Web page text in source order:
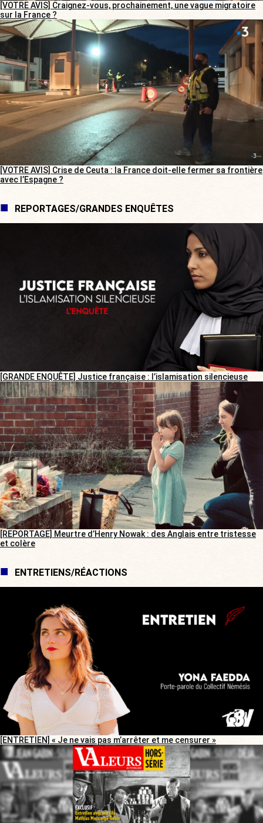
[VOTRE AVIS] Craignez-vous, prochainement, une vague migratoire
sur la France ?
[VOTRE AVIS] Crise de Ceuta : la France doit-elle fermer sa frontière
avec l’Espagne ?
REPORTAGES/GRANDES ENQUÊTES
[GRANDE ENQUÊTE] Justice française : l’islamisation silencieuse
[REPORTAGE] Meurtre d’Henry Nowak : des Anglais entre tristesse
et colère
ENTRETIENS/RÉACTIONS
[ENTRETIEN] « Je ne vais pas m’arrêter et me censurer »